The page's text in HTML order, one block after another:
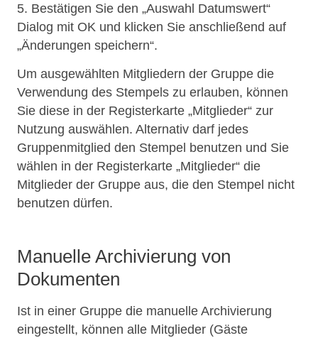
5. Bestätigen Sie den „Auswahl Datumswert“
Dialog mit OK und klicken Sie anschließend auf
„Änderungen speichern“.
Um ausgewählten Mitgliedern der Gruppe die
Verwendung des Stempels zu erlauben, können
Sie diese in der Registerkarte „Mitglieder“ zur
Nutzung auswählen. Alternativ darf jedes
Gruppenmitglied den Stempel benutzen und Sie
wählen in der Registerkarte „Mitglieder“ die
Mitglieder der Gruppe aus, die den Stempel nicht
benutzen dürfen.
Manuelle Archivierung von
Dokumenten
Ist in einer Gruppe die manuelle Archivierung
eingestellt, können alle Mitglieder (Gäste